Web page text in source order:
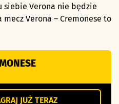
siebie Verona nie będzie
Verona – Cremonese to
JUŻ TERAZ